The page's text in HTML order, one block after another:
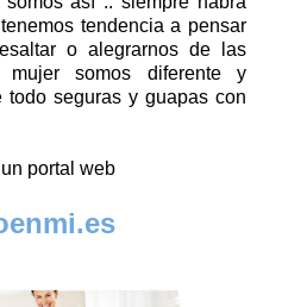
tendencia a pensar
o alegrarnos de las
somos diferente y
todo seguras y guapas con
portal web